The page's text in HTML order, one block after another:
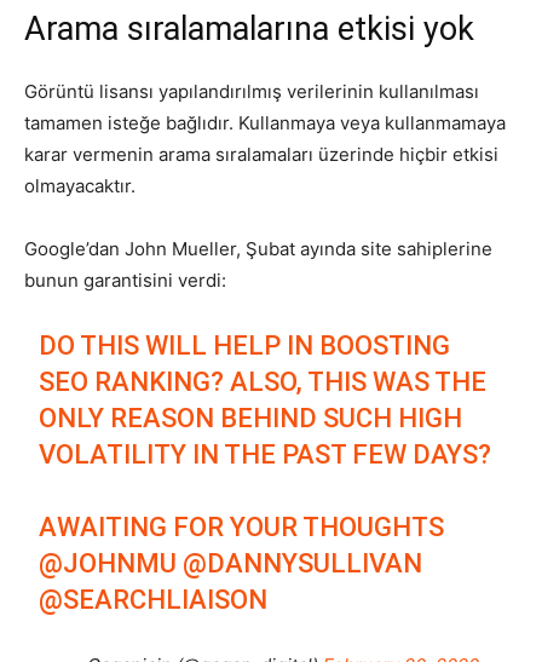
Arama sıralamalarına etkisi yok
Görüntü lisansı yapılandırılmış verilerinin kullanılması
tamamen isteğe bağlıdır. Kullanmaya veya kullanmamaya
karar vermenin arama sıralamaları üzerinde hiçbir etkisi
olmayacaktır.
Google’dan John Mueller, Şubat ayında site sahiplerine
bunun garantisini verdi:
DO THIS WILL HELP IN BOOSTING
SEO RANKING? ALSO, THIS WAS THE
ONLY REASON BEHIND SUCH HIGH
VOLATILITY IN THE PAST FEW DAYS?
AWAITING FOR YOUR THOUGHTS
@JOHNMU @DANNYSULLIVAN
@SEARCHLIAISON